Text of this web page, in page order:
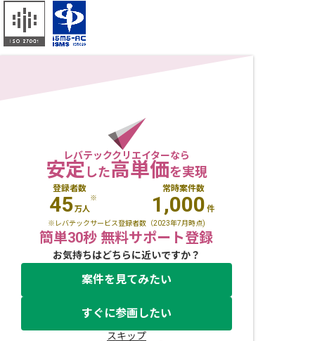
レバテッククリエイターなら
安定した高単価を実現
登録者数
45万人
※
常時案件数
1,000 件
※レバテックサービス登録者数（2023年7月時点)
簡単30秒 無料サポート登録
お気持ちはどちらに近いですか？
案件を見てみたい
すぐに参画したい
スキップ